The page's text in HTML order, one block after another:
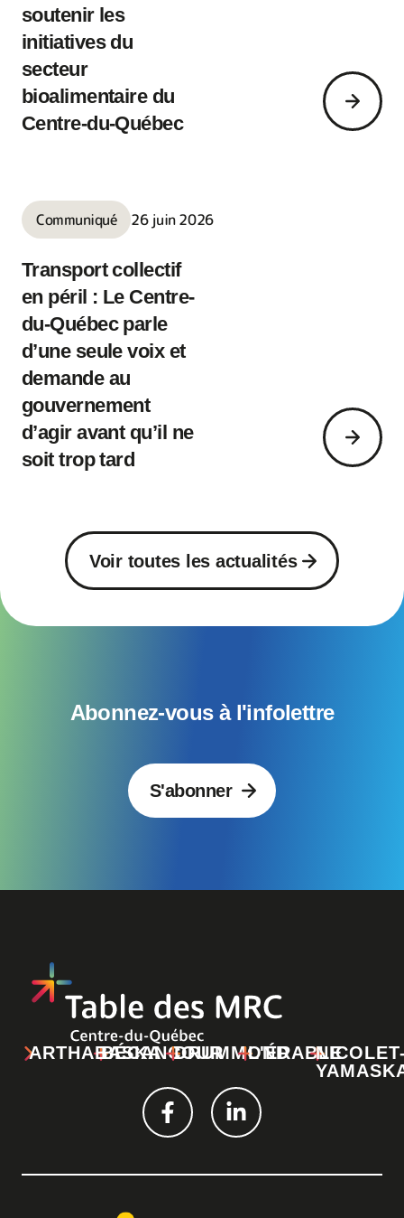
soutenir les
initiatives du
secteur
bioalimentaire du
Centre-du-Québec
Communiqué 26 juin 2026
Transport collectif
en péril : Le Centre-
du-Québec parle
d’une seule voix et
demande au
gouvernement
d’agir avant qu’il ne
soit trop tard
Voir toutes les actualités
Abonnez-vous à l'infolettre
S'abonner
ARTHABASKABÉCANCOURDRUMMONDL'ÉRABLE